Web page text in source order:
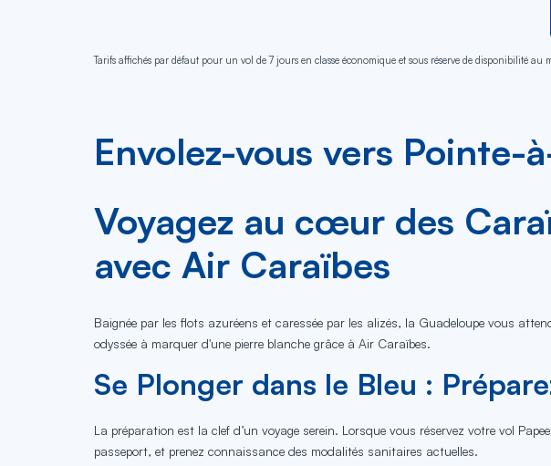
Tarifs affichés par défaut pour un vol de 7 jours en classe économique et sous réserve de disponibilité
Envolez-vous vers Pointe-
Voyagez au cœur des
avec Air Caraïbes
Baignée par les flots azuréens et caressée par les alizés, la Guadeloupe vous
odyssée à marquer d'une pierre blanche grâce à Air Caraïbes.
Se Plonger dans le Bleu :
La préparation est la clef d’un voyage serein. Lorsque vous réservez votre vol
passeport, et prenez connaissance des modalités sanitaires actuelles.